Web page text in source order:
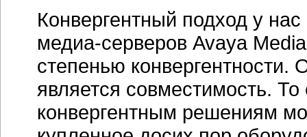
Конвергентный подход у
медиа-серверов Avaya
степенью конвергентности.
является совместимость.
конвергентным решениям